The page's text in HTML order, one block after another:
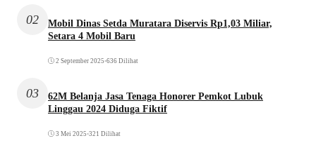
02
Mobil Dinas Setda Muratara Diservis Rp1,03 Miliar,
Setara 4 Mobil Baru
2 September 2025 •636 Dilihat
03
62M Belanja Jasa Tenaga Honorer Pemkot Lubuk
Linggau 2024 Diduga Fiktif
3 Mei 2025 •321 Dilihat